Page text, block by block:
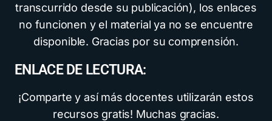
transcurrido desde su publicación), los enlaces
no funcionen y el material ya no se encuentre
disponible. Gracias por su comprensión.
ENLACE DE LECTURA:
¡Comparte y así más docentes utilizarán estos
recursos gratis! Muchas gracias.